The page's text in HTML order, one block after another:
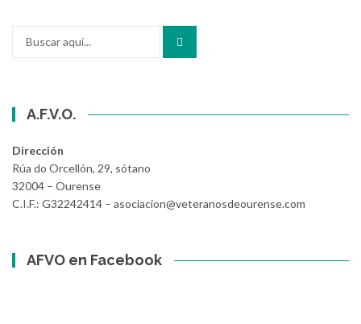
A.F.V.O.
Dirección
Rúa do Orcellón, 29, sótano
32004 – Ourense
C.I.F.: G32242414 – asociacion@veteranosdeourense.com
AFVO en Facebook